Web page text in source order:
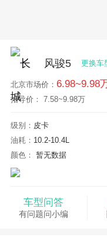
风骏5 更换车
北京市场价： 6.98~9.98
指导价： 7.58~9.98万
级别： 皮卡
油耗： 10.2-10.4L
颜色： 暂无数据
车型问答
有问题问小编